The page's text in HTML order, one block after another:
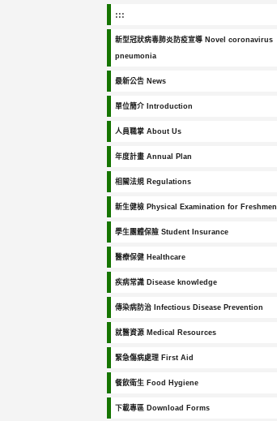
:::
新型冠狀病毒肺炎防疫宣導 Novel coronavirus
pneumonia
最新公告 News
單位簡介 Introduction
人員職掌 About Us
年度計畫 Annual Plan
相關法規 Regulations
新生健檢 Physical Examination for Freshmen
學生團體保險 Student Insurance
醫療保健 Healthcare
疾病常識 Disease knowledge
傳染病防治 Infectious Disease Prevention
就醫資源 Medical Resources
緊急傷病處理 First Aid
餐飲衛生 Food Hygiene
下載專區 Download Forms